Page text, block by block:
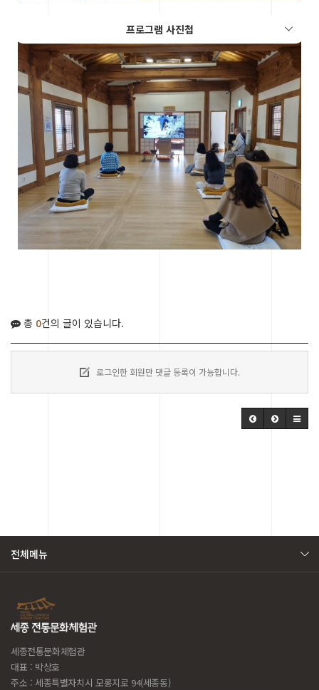
프로그램 사진첩
총 0건의 글이 있습니다.
로그인한 회원만 댓글 등록이 가능합니다.
전체메뉴
세종전통문화체험관
대표 : 박상호
주소 : 세종특별자치시 모롱지로 94(세종동)